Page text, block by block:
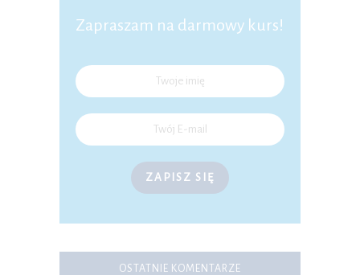
Zapraszam na darmowy kurs!
ZAPISZ SIĘ
OSTATNIE KOMENTARZE